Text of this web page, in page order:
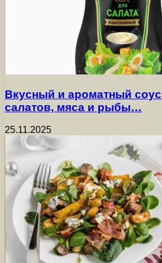
Вкусный и ароматный
салатов, мяса и рыбы…
25.11.2025